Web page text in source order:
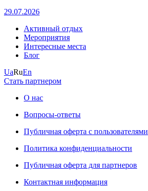
29.07.2026
Активный отдых
Мероприятия
Интересные места
Блог
UaRuEn
Стать партнером
О нас
Вопросы-ответы
Публичная оферта с пользователями
Политика конфиденциальности
Публичная оферта для партнеров
Контактная информация